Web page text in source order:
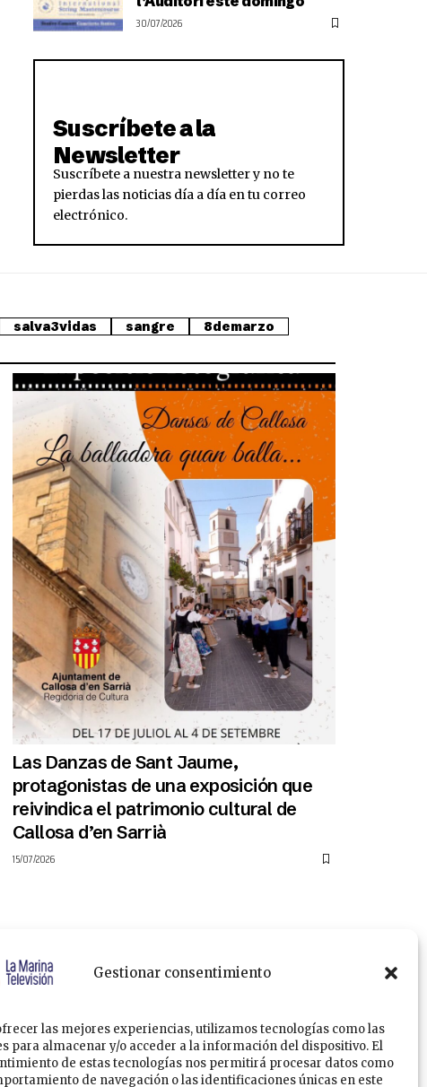
Gestionar consentimiento
las mejores experiencias, utilizamos tecnologías como las
para almacenar y/o acceder a la información del dispositivo. El
de estas tecnologías nos permitirá procesar datos como
de navegación o las identificaciones únicas en este
30/07/2026
Suscríbete a la
Newsletter
Suscríbete a nuestra newsletter y no te
pierdas las noticias día a día en tu correo
electrónico.
salva3vidas sangre
8demarzo
Las Danzas de Sant Jaume,
protagonistas de una exposición que
reivindica el patrimonio cultural de
Callosa d’en Sarrià
15/07/2026
Política de Privacidad Política de Cookies